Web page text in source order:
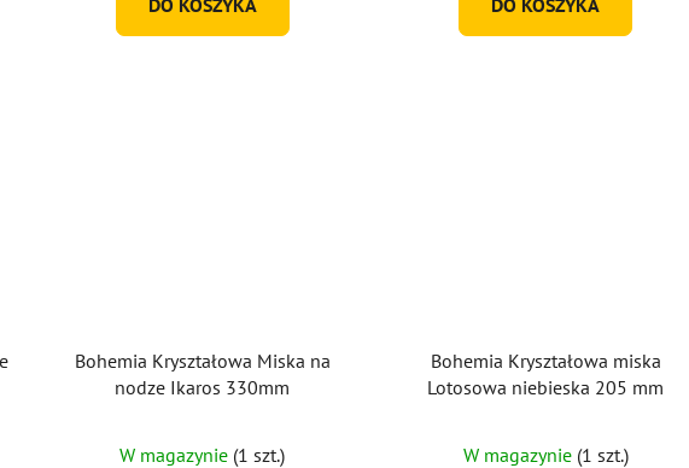
DO KOSZYKA DO KOSZYKA
Bohemia Kryształowa Miska na
nodze Ikaros 330mm
W magazynie (1 szt.)
Bohemia Kryształowa miska
Lotosowa niebieska 205 mm
W magazynie (1 szt.)